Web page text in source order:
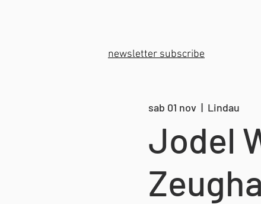
newsletter subscribe
sab 01 nov
  |
Lindau
Jodel